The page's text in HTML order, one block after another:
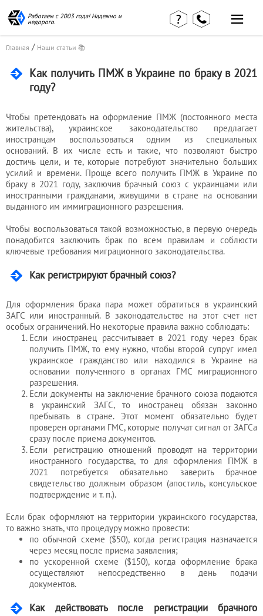
Работаем с 2003 года! Надежно и
недорого.
Главная / Наши статьи 📚
Как получить ПМЖ в Украине по браку в 2021
году?
Чтобы претендовать на оформление ПМЖ (постоянного места
жительства), украинское законодательство предлагает
иностранцам воспользоваться одним из специальных
оснований. В их числе есть и такие, что позволяют быстро
достичь цели, и те, которые потребуют значительно больших
усилий и времени. Проще всего получить ПМЖ в Украине по
браку в 2021 году, заключив брачный союз с украинцами или
иностранными гражданами, живущими в стране на основании
выданного им иммиграционного разрешения.
Чтобы воспользоваться такой возможностью, в первую очередь
понадобится заключить брак по всем правилам и соблюсти
ключевые требования миграционного законодательства.
Как регистрируют брачный союз?
Для оформления брака пара может обратиться в украинский
ЗАГС или иностранный. В законодательстве на этот счет нет
особых ограничений. Но некоторые правила важно соблюдать:
Если иностранец рассчитывает в 2021 году через брак
получить ПМЖ, то ему нужно, чтобы второй супруг имел
украинское гражданство или находился в Украине на
основании полученного в органах ГМС миграционного
разрешения.
Если документы на заключение брачного союза подаются
в украинский ЗАГС, то иностранец обязан законно
пребывать в стране. Этот момент обязательно будет
проверен органами ГМС, которые получат сигнал от ЗАГСа
сразу после приема документов.
Если регистрацию отношений проводят на территории
иностранного государства, то для оформления ПМЖ в
2021 потребуется обязательно заверить брачное
свидетельство должным образом (апостиль, консульское
подтверждение и т. п.).
Если брак оформляют на территории украинского государства,
то важно знать, что процедуру можно провести:
по обычной схеме ($50), когда регистрация назначается
через месяц после приема заявления;
по ускоренной схеме ($150), когда оформление брака
осуществляют непосредственно в день подачи
документов.
Как действовать после регистрации брачного
страница
Отзывы
клиентов
Контакты
Вакансии
КВЭД в
деталях
Наши
консультации
Калькулятор
Миграционные
Услуги
бухгалтера
Услуги
юриста
Услуги
регистратора
Кадровый
аутсорсинг
Лицензии
разрешения